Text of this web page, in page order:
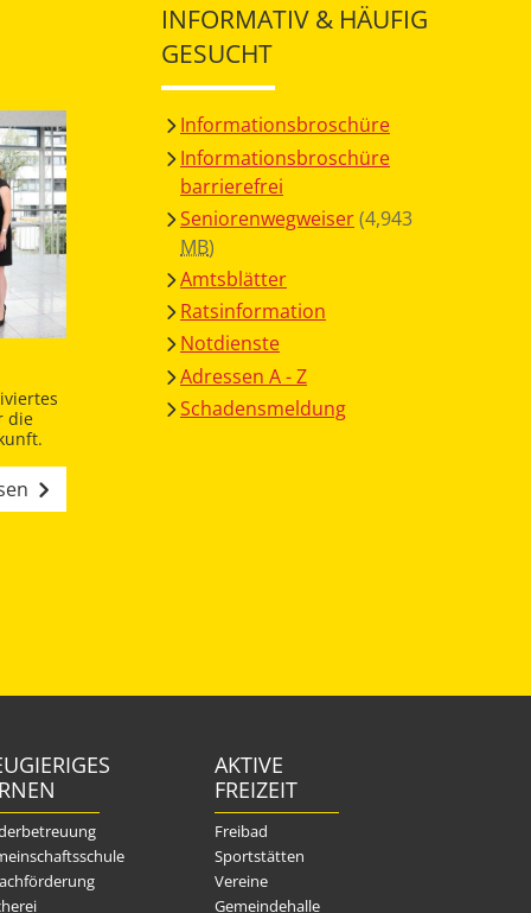
die
INFORMATIV & HÄUFIG
GESUCHT
Informationsbroschüre
Informationsbroschüre
barrierefrei
Seniorenwegweiser(4,943
MB)
Amtsblätter
Ratsinformation
Notdienste
Adressen A - Z
Schadensmeldung
AKTIVE
FREIZEIT
Freibad
Sportstätten
Vereine
Gemeindehalle